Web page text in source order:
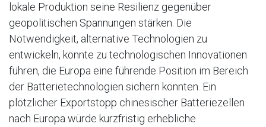
lokale Produktion seine Resilienz gegenüber
geopolitischen Spannungen stärken. Die
Notwendigkeit, alternative Technologien zu
entwickeln, könnte zu technologischen Innovationen
führen, die Europa eine führende Position im Bereich
der Batterietechnologien sichern könnten. Ein
plötzlicher Exportstopp chinesischer Batteriezellen
nach Europa würde kurzfristig erhebliche